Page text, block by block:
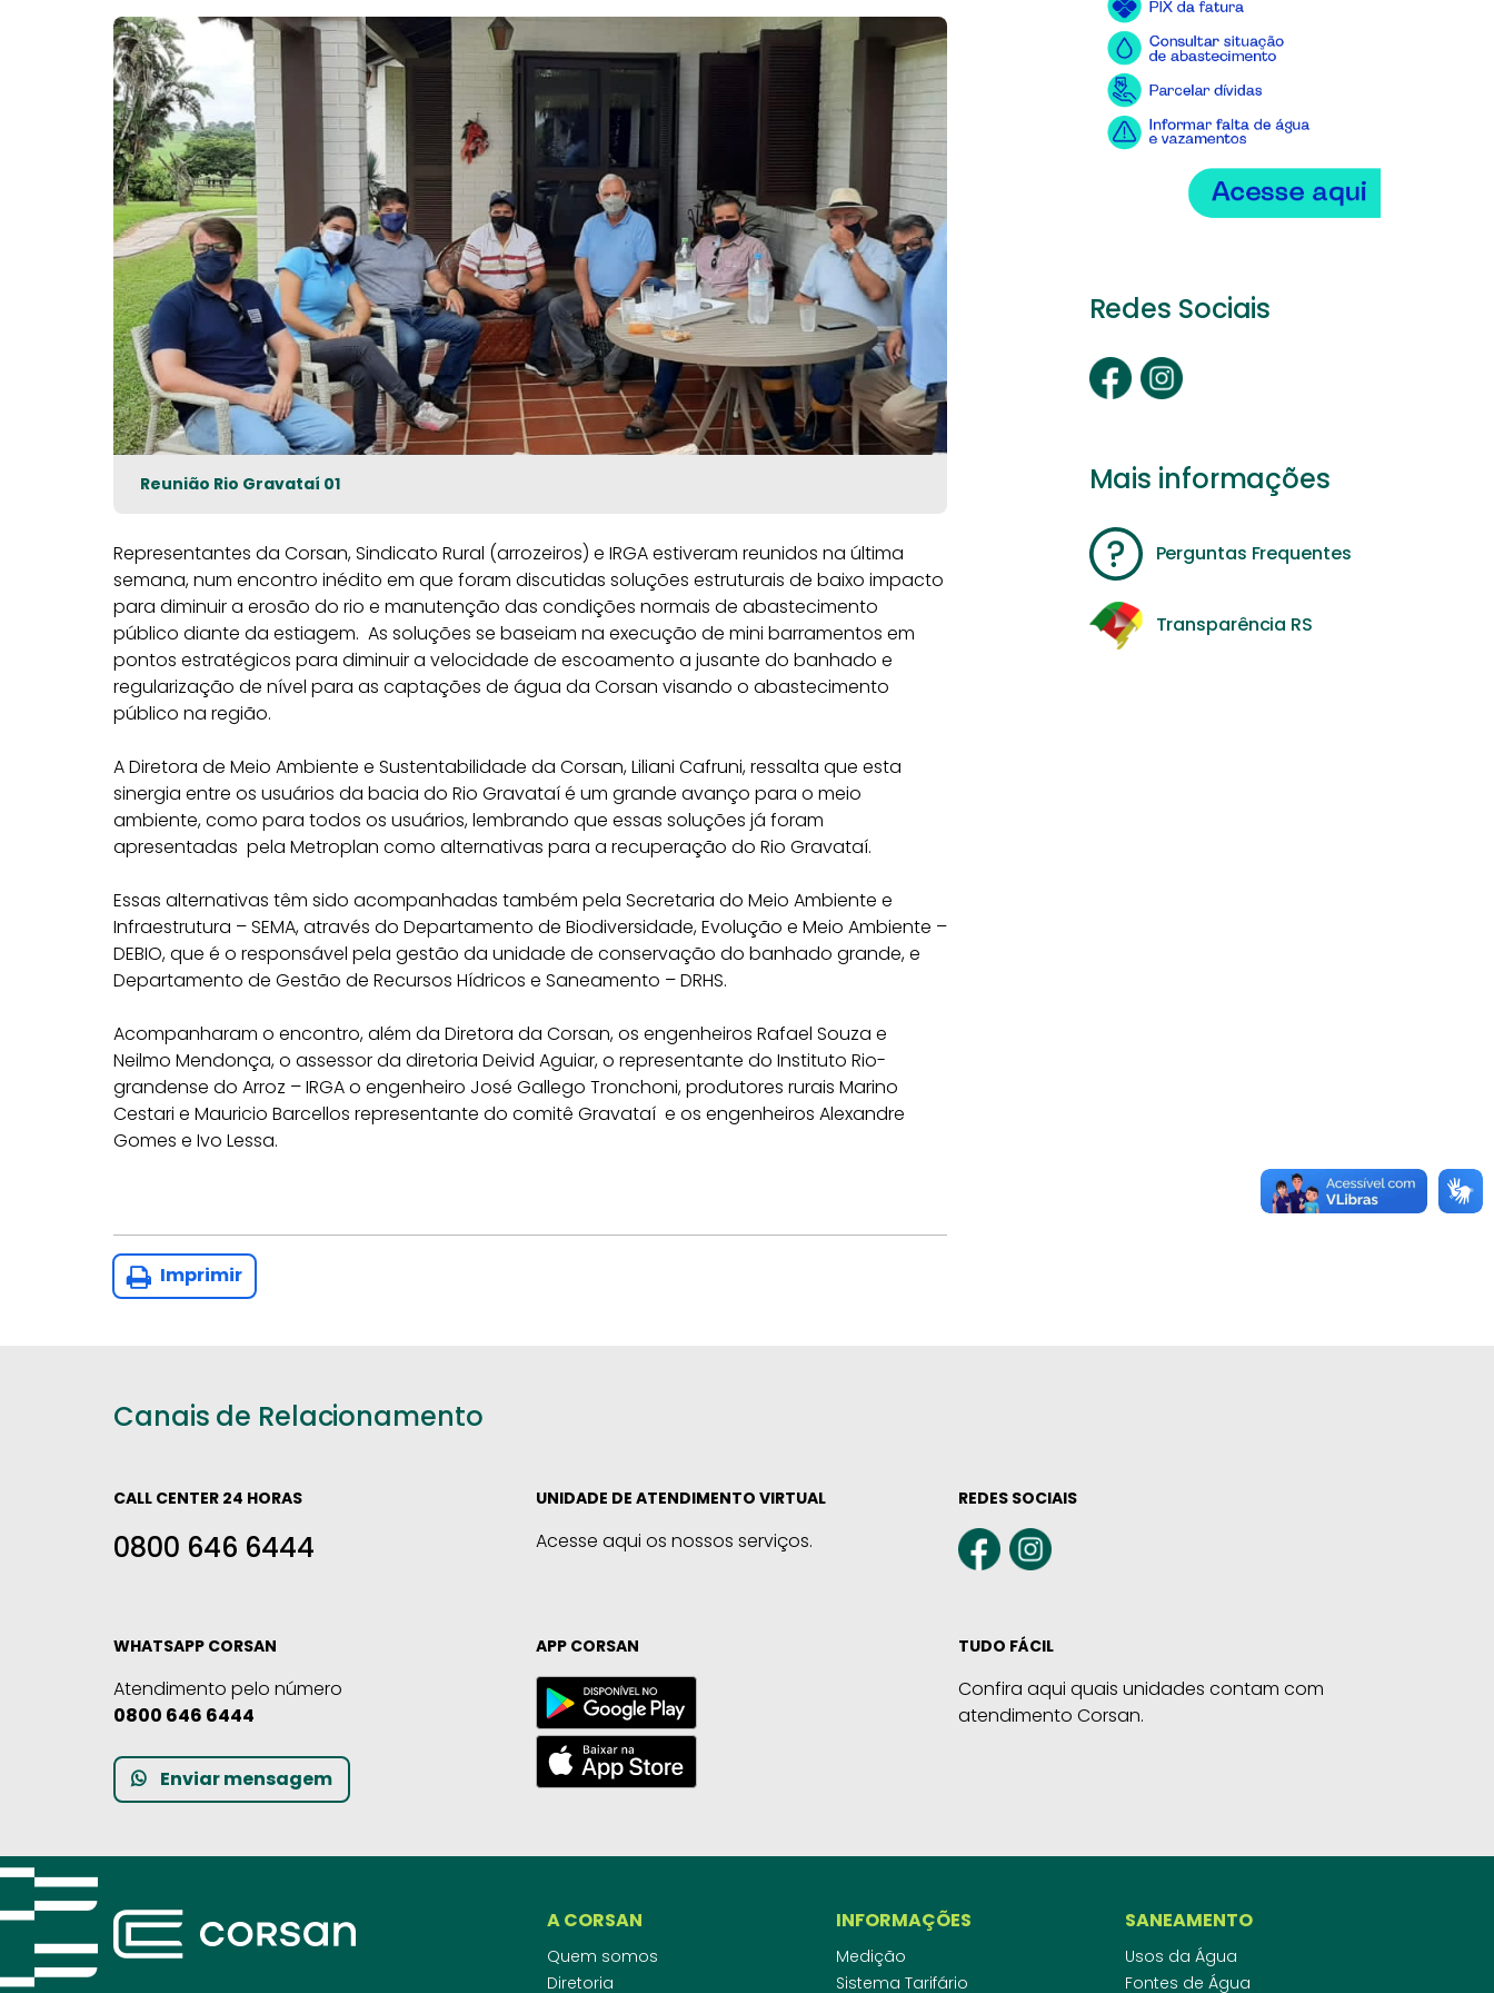
Reunião Rio Gravataí 01
Representantes da Corsan, Sindicato Rural (arrozeiros) e IRGA estiveram reunidos na última
semana, num encontro inédito em que foram discutidas soluções estruturais de baixo impacto
para diminuir a erosão do rio e manutenção das condições normais de abastecimento
público diante da estiagem. As soluções se baseiam na execução de mini barramentos em
pontos estratégicos para diminuir a velocidade de escoamento a jusante do banhado e
regularização de nível para as captações de água da Corsan visando o abastecimento
público na região.
A Diretora de Meio Ambiente e Sustentabilidade da Corsan, Liliani Cafruni, ressalta que esta
sinergia entre os usuários da bacia do Rio Gravataí é um grande avanço para o meio
ambiente, como para todos os usuários, lembrando que essas soluções já foram
apresentadas pela Metroplan como alternativas para a recuperação do Rio Gravataí.
Essas alternativas têm sido acompanhadas também pela Secretaria do Meio Ambiente e
Infraestrutura – SEMA, através do Departamento de Biodiversidade, Evolução e Meio Ambiente –
DEBIO, que é o responsável pela gestão da unidade de conservação do banhado grande, e
Departamento de Gestão de Recursos Hídricos e Saneamento – DRHS.
Acompanharam o encontro, além da Diretora da Corsan, os engenheiros Rafael Souza e
Neilmo Mendonça, o assessor da diretoria Deivid Aguiar, o representante do Instituto Rio-
grandense do Arroz – IRGA o engenheiro José Gallego Tronchoni, produtores rurais Marino
Cestari e Mauricio Barcellos representante do comitê Gravataí e os engenheiros Alexandre
Gomes e Ivo Lessa.
Imprimir
Redes Sociais
Mais informações
Perguntas Frequentes
Transparência RS
Canais de Relacionamento
CALL CENTER 24 HORAS
0800 646 6444
UNIDADE DE ATENDIMENTO VIRTUAL
Acesse aqui os nossos serviços.
REDES SOCIAIS
WHATSAPP CORSAN
Atendimento pelo número
0800 646 6444
Enviar mensagem
APP CORSAN TUDO FÁCIL
Confira aqui quais unidades contam com
atendimento Corsan.
A CORSAN
Quem somos
Diretoria
INFORMAÇÕES
Medição
Sistema Tarifário
SANEAMENTO
Usos da Água
Fontes de Água